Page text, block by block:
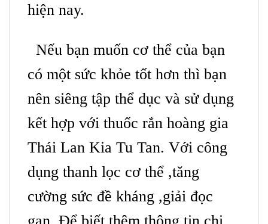
hiện nay.
Nếu bạn muốn cơ thể của bạn
có một sức khỏe tốt hơn thì bạn
nên siêng tập thể dục và sử dụng
kết hợp với thuốc rắn hoàng gia
Thái Lan Kia Tu Tan. Với công
dụng thanh lọc cơ thể ,tăng
cường sức đề kháng ,giải đọc